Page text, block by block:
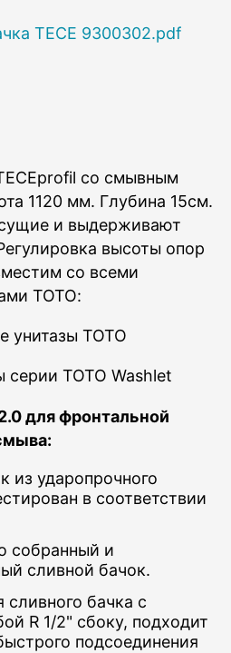
со смывным
1120 мм. Глубина 15см.
и выдерживают
высоты опор
со всеми
ТОТО:
унитазы TOTO
cерии TOTO Washlet
для фронтальной
из ударопрочного
в соответствии
собранный и
сливной бачок.
бачка с
R 1/2" сбоку, подходит
подсоединения
TECE 9300302.pdf